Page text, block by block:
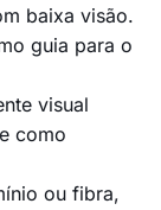
baixa visão.
guia para o
visual
como
ou fibra,